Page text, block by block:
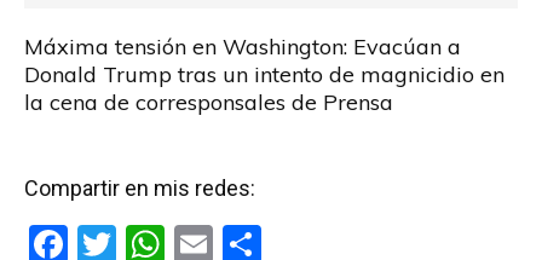
Máxima tensión en Washington: Evacúan a
Donald Trump tras un intento de magnicidio en
la cena de corresponsales de Prensa
Compartir en mis redes:
F T W E